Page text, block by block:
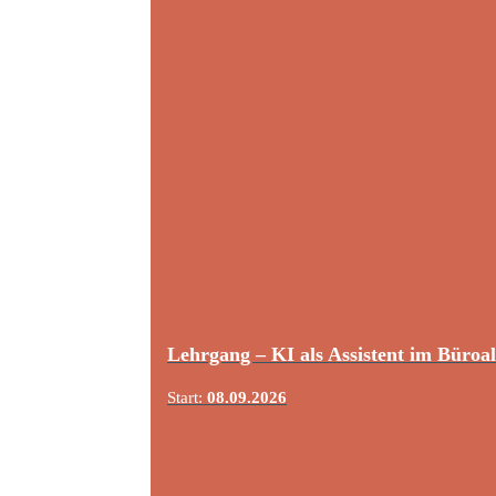
Lehrgang – KI als Assistent im
Start: 08.09.2026